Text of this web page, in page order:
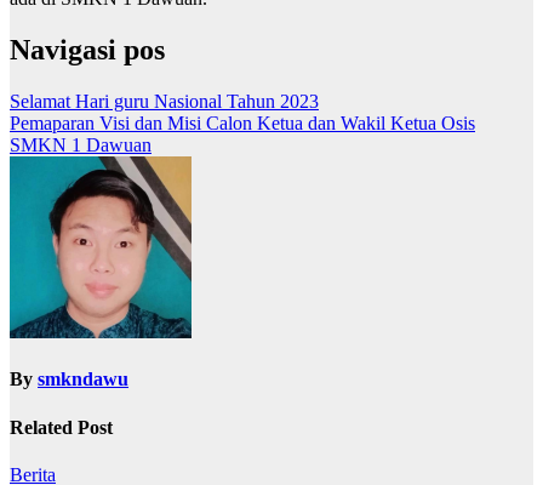
Navigasi pos
Selamat Hari guru Nasional Tahun 2023
Pemaparan Visi dan Misi Calon Ketua dan Wakil Ketua Osis
SMKN 1 Dawuan
By smkndawu
Related Post
Berita